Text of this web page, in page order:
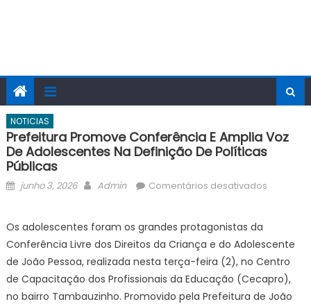
NOTICIAS
Prefeitura Promove Conferência E Amplia Voz
De Adolescentes Na Definição De Políticas
Públicas
Posted
junho 3, 2026 Author
Admin Comentários desativadosem
e
amplia
voz
de
Os adolescentes foram os grandes protagonistas da
Conferência Livre dos Direitos da Criança e do Adolescente
de João Pessoa, realizada nesta terça-feira (2), no Centro
de Capacitação dos Profissionais da Educação (Cecapro),
no bairro Tambauzinho. Promovido pela Prefeitura de João